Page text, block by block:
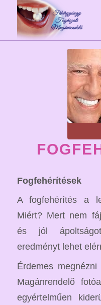
Fogfehérítések
A fogfehérítés a
Miért? Mert nem
és jól
eredményt lehet
Érdemes
Magánrendelő
egyértelműen